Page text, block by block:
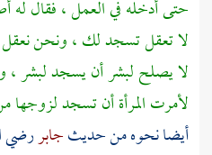
حتى أدخله في العمل ، فقال له
لا تعقل تسجد لك ، ونحن
لا يصلح لبشر أن يسجد لبشر
لأمرت المرأة أن تسجد
أيضا نحوه من حديثجابررضي